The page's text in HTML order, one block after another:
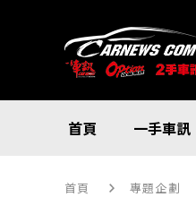
首頁 一手車訊
首頁 專題企劃